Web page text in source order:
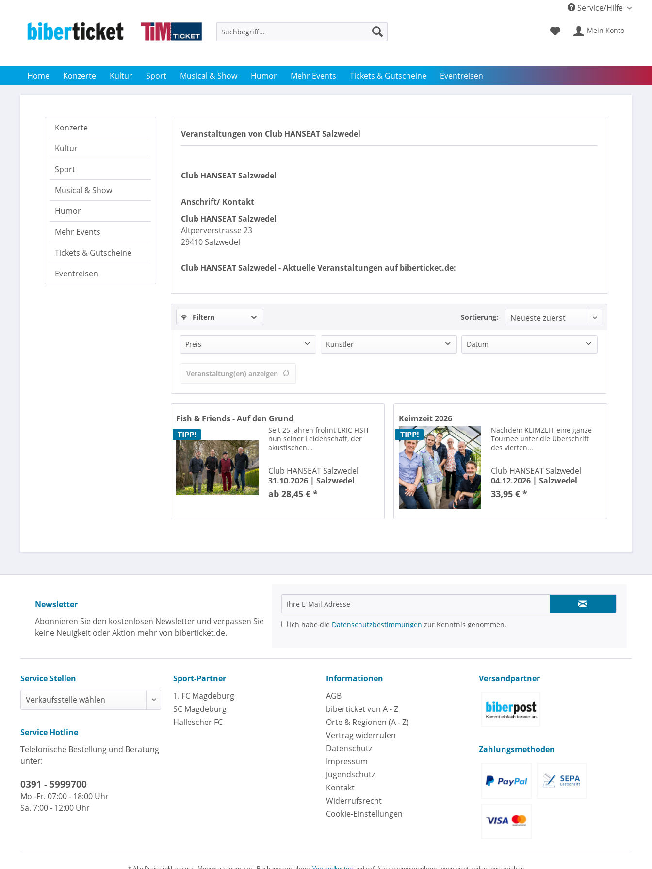
Service/Hilfe
Mein Konto
Home Konzerte Kultur Sport Musical & Show Humor Mehr Events Tickets & Gutscheine Eventreisen
Konzerte
Kultur
Sport
Musical & Show
Humor
Mehr Events
Tickets & Gutscheine
Eventreisen
Veranstaltungen von Club HANSEAT Salzwedel
Club HANSEAT Salzwedel
Anschrift/ Kontakt
Club HANSEAT Salzwedel
Altperverstrasse 23
29410 Salzwedel
Club HANSEAT Salzwedel - Aktuelle Veranstaltungen auf biberticket.de:
Filtern Sortierung:
Preis
von22,95 €bis33,95 €
Künstler Datum
Veranstaltung(en) anzeigen
TIPP!
Fish & Friends - Auf den Grund
Seit 25 Jahren fröhnt ERIC FISH
nun seiner Leidenschaft, der
akustischen...
Club HANSEAT Salzwedel
31.10.2026 |Salzwedel
ab 28,45 € *
TIPP!
Keimzeit 2026
Nachdem KEIMZEIT eine ganze
Tournee unter die Überschrift
des vierten...
Club HANSEAT Salzwedel
04.12.2026 |Salzwedel
33,95 € *
Newsletter
Abonnieren Sie den kostenlosen Newsletter und verpassen Sie
keine Neuigkeit oder Aktion mehr von biberticket.de.
Ich habe die Datenschutzbestimmungen zur Kenntnis genommen.
Service Stellen
Service Hotline
Telefonische Bestellung und Beratung
unter:
0391 - 5999700
Mo.-Fr. 07:00 - 18:00 Uhr
Sa. 7:00 - 12:00 Uhr
Sport-Partner
1. FC Magdeburg
SC Magdeburg
Hallescher FC
Informationen
AGB
biberticket von A - Z
Orte & Regionen (A - Z)
Vertrag widerrufen
Datenschutz
Impressum
Jugendschutz
Kontakt
Widerrufsrecht
Cookie-Einstellungen
Versandpartner
Zahlungsmethoden